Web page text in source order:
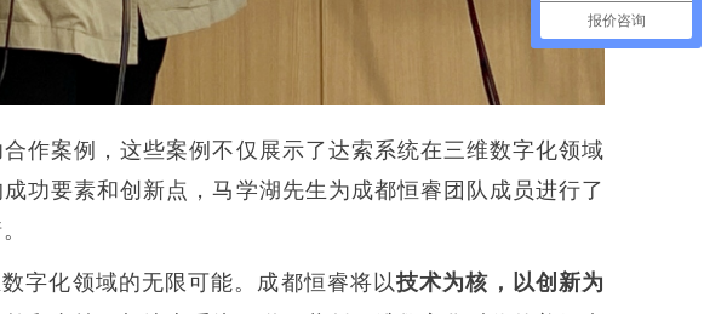
作案例，这些案例不仅展示了达索系统在三维数字化领域
功要素和创新点，马学湖先生为成都恒睿团队成员进行了
字化领域的无限可能。成都恒睿将以技术为核，以创新为
报价咨询